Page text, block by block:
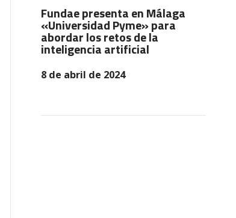
Fundae presenta en Málaga
«Universidad Pyme» para
abordar los retos de la
inteligencia artificial
8 de abril de 2024